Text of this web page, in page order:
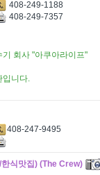
408-249-1188
408-249-7357
회사 "아쿠아라이프"
입니다.
408-247-9495
식맛집) (The Crew)